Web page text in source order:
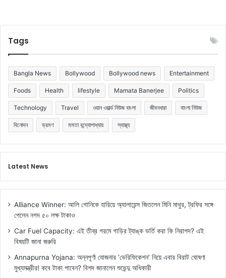
Tags
Bangla News Bollywood Bollywood news Entertainment
Foods Health lifestyle Mamata Banerjee Politics
Technology Travel ওয়ান ওয়ার্ল্ড নিউজ বাংলা জীবনধারা বাংলা নিউজ
বিনোদন ভ্রমণ মমতা বন্দ্যোপাধ্যায় স্বাস্থ্য
Latest News
Alliance Winner: আলি গোনিকে হারিয়ে অ্যালায়েন্স জিতলেন মিনি মাথুর, ট্রফির সঙ্গে
পেলেন নগদ ৫০ লক্ষ টাকাও
Car Fuel Capacity: এই তীব্র গরমে গাড়ির ট্যাঙ্ক ভর্তি করা কি নিরাপদ? এই
বিষয়টি জানা জরুরি
Annapurna Yojana: অন্নপূর্ণা যোজনার ‘ভেরিফিকেশন’ নিয়ে এবার বিরাট ঘোষণা
মুখ্যমন্ত্রীর! কবে টাকা পাবেন? বিশদ জানালেন শুভেন্দু অধিকারী